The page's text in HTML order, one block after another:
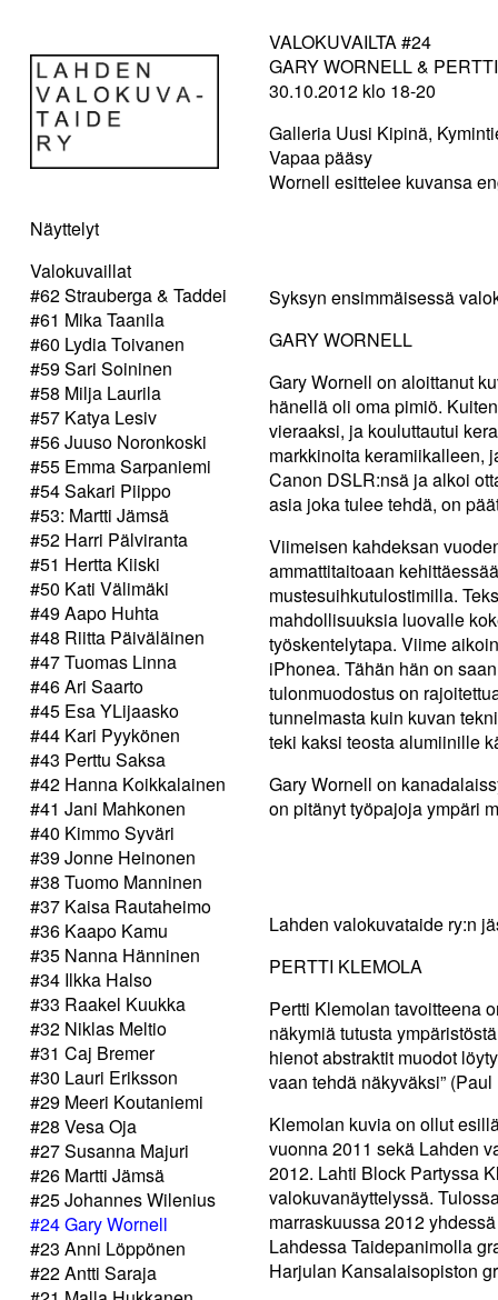
Näyttelyt
Valokuvaillat
#62 Strauberga & Taddei
#61 Mika Taanila
#60 Lydia Toivanen
#59 Sari Soininen
#58 Milja Laurila
#57 Katya Lesiv
#56 Juuso Noronkoski
#55 Emma Sarpaniemi
#54 Sakari Piippo
#53: Martti Jämsä
#52 Harri Pälviranta
#51 Hertta Kiiski
#50 Kati Välimäki
#49 Aapo Huhta
#48 Riitta Päiväläinen
#47 Tuomas Linna
#46 Ari Saarto
#45 Esa YLijaasko
#44 Kari Pyykönen
#43 Perttu Saksa
#42 Hanna Koikkalainen
#41 Jani Mahkonen
#40 Kimmo Syväri
#39 Jonne Heinonen
#38 Tuomo Manninen
#37 Kaisa Rautaheimo
#36 Kaapo Kamu
#35 Nanna Hänninen
#34 Ilkka Halso
#33 Raakel Kuukka
#32 Niklas Meltio
#31 Caj Bremer
#30 Lauri Eriksson
#29 Meeri Koutaniemi
#28 Vesa Oja
#27 Susanna Majuri
#26 Martti Jämsä
#25 Johannes Wilenius
#24 Gary Wornell
#23 Anni Löppönen
#22 Antti Saraja
VALOKUVAILTA #24
GARY WORNELL &
30.10.2012 klo 18-20
Galleria Uusi Kipinä,
Vapaa pääsy
Wornell esittelee kuvansa
Syksyn ensimmäisessä
GARY WORNELL
Gary Wornell on aloittanut
hänellä oli oma pimiö.
vieraaksi, ja kouluttautui
markkinoita keramiikalleen,
Canon DSLR:nsä ja alkoi
asia joka tulee tehdä, on
Viimeisen kahdeksan
ammattitaitoaan
mustesuihkutulostimilla.
mahdollisuuksia luovalle
työskentelytapa. Viime
iPhonea. Tähän hän on
tulonmuodostus on
tunnelmasta kuin kuvan
teki kaksi teosta alumiinille
Gary Wornell on
on pitänyt työpajoja ympäri
Lahden valokuvataide ry:n
PERTTI KLEMOLA
Pertti Klemolan tavoitteena
näkymiä tutusta
hienot abstraktit muodot
vaan tehdä näkyväksi”
Klemolan kuvia on ollut
vuonna 2011 sekä Lahden
2012. Lahti Block Partyssa
valokuvanäyttelyssä.
marraskuussa 2012
Lahdessa Taidepanimolla
Harjulan Kansalaisopiston